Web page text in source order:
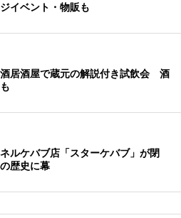
イベント・物販も
居酒屋で蔵元の解説付き試飲会 酒
ルケバブ店「スターケバブ」が閉
歴史に幕